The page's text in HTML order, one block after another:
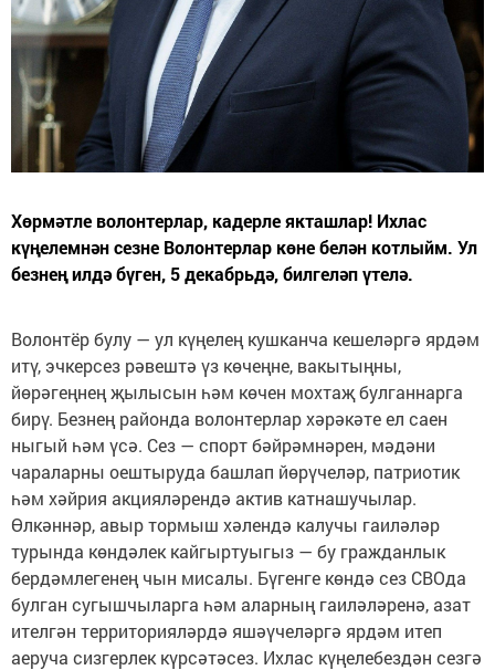
Хөрмәтле волонтерлар, кадерле якташлар! Ихлас
күңелемнән сезне Волонтерлар көне белән котлыйм. Ул
безнең илдә бүген, 5 декабрьдә, билгеләп үтелә.
Волонтёр булу — ул күңелең кушканча кешеләргә ярдәм
итү, эчкерсез рәвештә үз көчеңне, вакытыңны,
йөрәгеңнең җылысын һәм көчен мохтаҗ булганнарга
бирү. Безнең районда волонтерлар хәрәкәте ел саен
ныгый һәм үсә. Сез — спорт бәйрәмнәрен, мәдәни
чараларны оештыруда башлап йөрүчеләр, патриотик
һәм хәйрия акцияләрендә актив катнашучылар.
Өлкәннәр, авыр тормыш хәлендә калучы гаиләләр
турында көндәлек кайгыртуыгыз — бу гражданлык
бердәмлегенең чын мисалы. Бүгенге көндә сез СВОда
булган сугышчыларга һәм аларның гаиләләренә, азат
ителгән территорияләрдә яшәүчеләргә ярдәм итеп
аеруча сизгерлек күрсәтәсез. Ихлас күңелебездән сезгә